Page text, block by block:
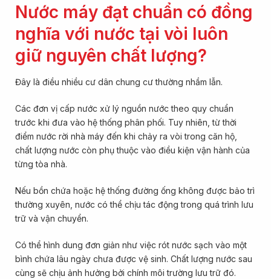
Nước máy đạt chuẩn có đồng
nghĩa với nước tại vòi luôn
giữ nguyên chất lượng?
Đây là điều nhiều cư dân chung cư thường nhầm lẫn.
Các đơn vị cấp nước xử lý nguồn nước theo quy chuẩn
trước khi đưa vào hệ thống phân phối. Tuy nhiên, từ thời
điểm nước rời nhà máy đến khi chảy ra vòi trong căn hộ,
chất lượng nước còn phụ thuộc vào điều kiện vận hành của
từng tòa nhà.
Nếu bồn chứa hoặc hệ thống đường ống không được bảo trì
thường xuyên, nước có thể chịu tác động trong quá trình lưu
trữ và vận chuyển.
Có thể hình dung đơn giản như việc rót nước sạch vào một
bình chứa lâu ngày chưa được vệ sinh. Chất lượng nước sau
cùng sẽ chịu ảnh hưởng bởi chính môi trường lưu trữ đó.